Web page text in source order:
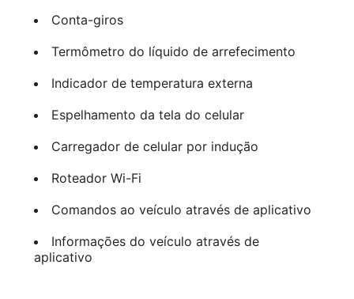
Conta-giros
Termômetro do líquido de arrefecimento
Indicador de temperatura externa
Espelhamento da tela do celular
Carregador de celular por indução
Roteador Wi-Fi
Comandos ao veículo através de aplicativo
Informações do veículo através de
aplicativo